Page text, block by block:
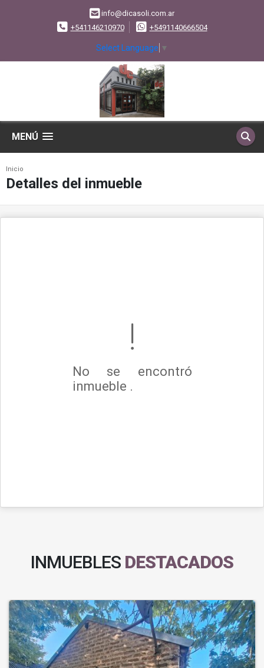
info@dicasoli.com.ar
+541146210970
+5491140666504
Select Language ▼
MENÚ
Inicio
Detalles del inmueble
No se encontró
inmueble .
INMUEBLES DESTACADOS